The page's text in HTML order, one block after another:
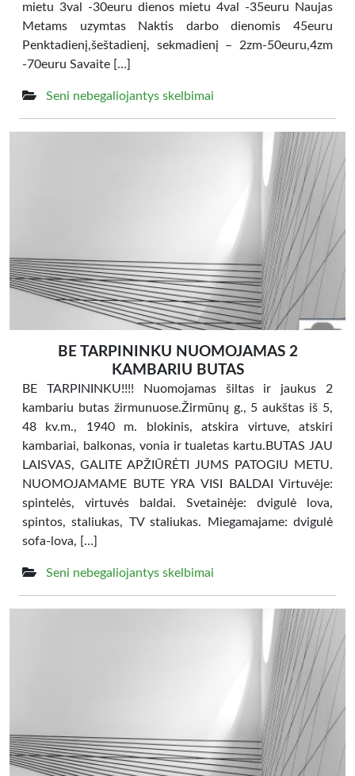
mietu 3val -30euru dienos mietu 4val -35euru Naujas
Metams uzymtas Naktis darbo dienomis 45euru
Penktadienį,šeštadienį, sekmadienį – 2zm-50euru,4zm
-70euru Savaite […]
Seni nebegaliojantys skelbimai
BE TARPININKU NUOMOJAMAS 2
KAMBARIU BUTAS
BE TARPININKU!!!! Nuomojamas šiltas ir jaukus 2
kambariu butas žirmunuose.Žirmūnų g., 5 aukštas iš 5,
48 kv.m., 1940 m. blokinis, atskira virtuve, atskiri
kambariai, balkonas, vonia ir tualetas kartu.BUTAS JAU
LAISVAS, GALITE APŽIŪRĖTI JUMS PATOGIU METU.
NUOMOJAMAME BUTE YRA VISI BALDAI Virtuvėje:
spintelės, virtuvės baldai. Svetainėje: dvigulė lova,
spintos, staliukas, TV staliukas. Miegamajame: dvigulė
sofa-lova, […]
Seni nebegaliojantys skelbimai